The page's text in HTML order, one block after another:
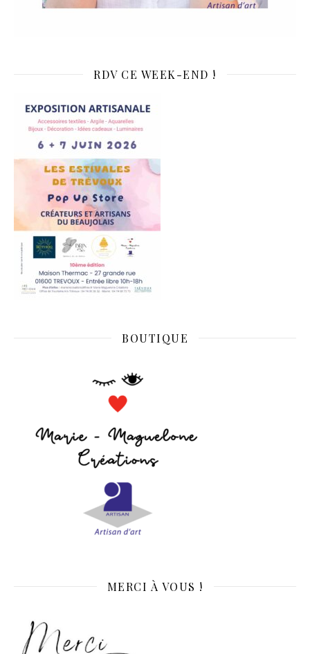
RDV CE WEEK-END !
BOUTIQUE
MERCI À VOUS !